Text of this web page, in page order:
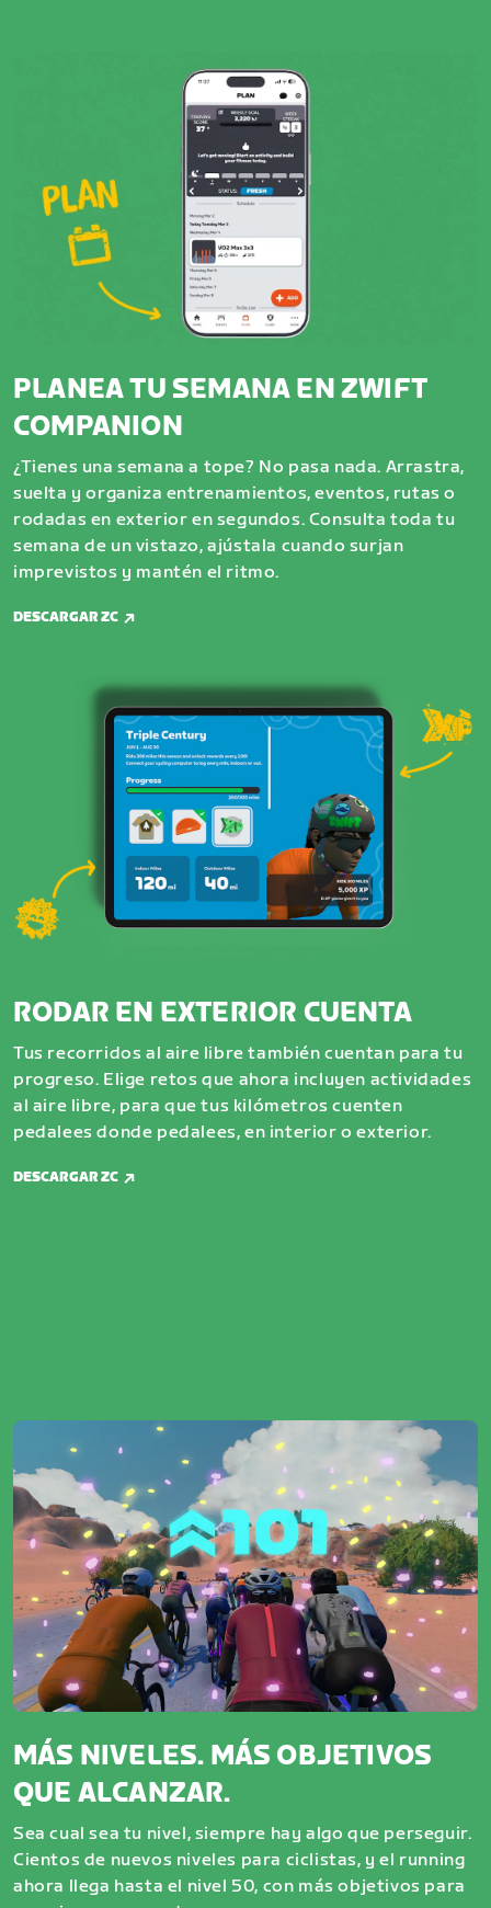
PLANEA TU SEMANA EN ZWIFT
COMPANION
¿Tienes una semana a tope? No pasa nada. Arrastra,
suelta y organiza entrenamientos, eventos, rutas o
rodadas en exterior en segundos. Consulta toda tu
semana de un vistazo, ajústala cuando surjan
imprevistos y mantén el ritmo.
DESCARGAR ZC
RODAR EN EXTERIOR CUENTA
Tus recorridos al aire libre también cuentan para tu
progreso. Elige retos que ahora incluyen actividades
al aire libre, para que tus kilómetros cuenten
pedalees donde pedalees, en interior o exterior.
DESCARGAR ZC
MÁS NIVELES. MÁS OBJETIVOS
QUE ALCANZAR.
Sea cual sea tu nivel, siempre hay algo que perseguir.
Cientos de nuevos niveles para ciclistas, y el running
ahora llega hasta el nivel 50, con más objetivos para